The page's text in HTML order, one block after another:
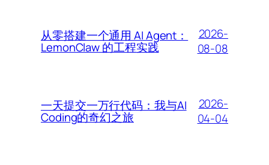
从零搭建一个通用 AI Agent：
LemonClaw 的工程实践
2026-
08-08
一天提交一万行代码：我与AI
Coding的奇幻之旅
2026-
04-04